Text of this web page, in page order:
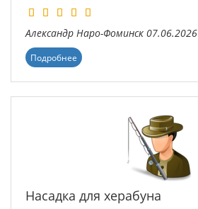
Александр Наро-Фоминск 07.06.2026
Подробнее
Насадка для херабуна